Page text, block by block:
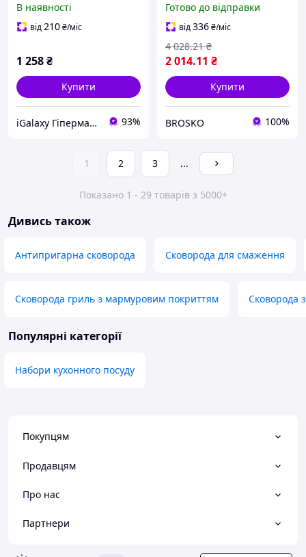
4621.20
В наявності
від210₴/міс
1 258₴
Купити
iGalaxy Гіпермаркет подарунків 93%
покриттям і індукційним
дном для приготування
на сильному вогні
Готово до відправки
від336₴/міс
2 014.11 ₴
4 028.21 ₴
Купити
BROSKO 100%
1 2 3 ...
Показано 1 - 29 товарів з 5000+
Дивись також
Антипригарна сковорода Сковорода для смаження
Сковорода гриль з мармуровим покриттям Сковорода
Популярні категорії
Набори кухонного посуду
Покупцям
Продавцям
Про нас
Партнери